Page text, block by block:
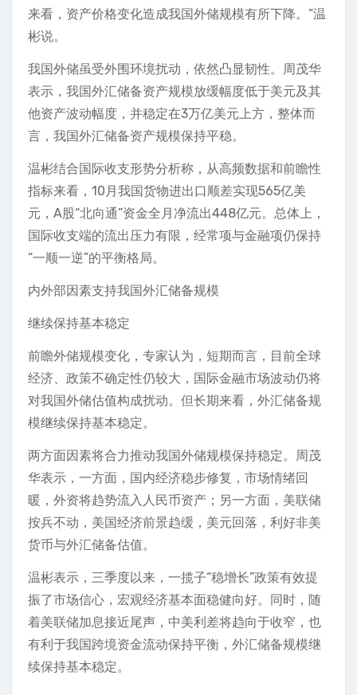
来看，资产价格变化造成我国外储规模有所下降。”温
彬说。
我国外储虽受外围环境扰动，依然凸显韧性。周茂华
表示，我国外汇储备资产规模放缓幅度低于美元及其
他资产波动幅度，并稳定在3万亿美元上方，整体而
言，我国外汇储备资产规模保持平稳。
温彬结合国际收支形势分析称，从高频数据和前瞻性
指标来看，10月我国货物进出口顺差实现565亿美
元，A股“北向通”资金全月净流出448亿元。总体上，
国际收支端的流出压力有限，经常项与金融项仍保持
“一顺一逆”的平衡格局。
内外部因素支持我国外汇储备规模
继续保持基本稳定
前瞻外储规模变化，专家认为，短期而言，目前全球
经济、政策不确定性仍较大，国际金融市场波动仍将
对我国外储估值构成扰动。但长期来看，外汇储备规
模继续保持基本稳定。
两方面因素将合力推动我国外储规模保持稳定。周茂
华表示，一方面，国内经济稳步修复，市场情绪回
暖，外资将趋势流入人民币资产；另一方面，美联储
按兵不动，美国经济前景趋缓，美元回落，利好非美
货币与外汇储备估值。
温彬表示，三季度以来，一揽子“稳增长”政策有效提
振了市场信心，宏观经济基本面稳健向好。同时，随
着美联储加息接近尾声，中美利差将趋向于收窄，也
有利于我国跨境资金流动保持平衡，外汇储备规模继
续保持基本稳定。